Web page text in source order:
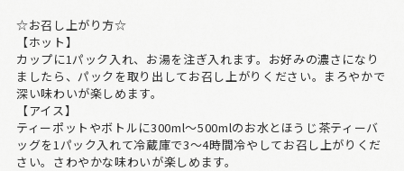
☆お召し上がり方☆
【ホット】
カップに1パック入れ、お湯を注ぎ入れます。お好みの濃さになり
ましたら、パックを取り出してお召し上がりください。まろやかで
深い味わいが楽しめます。
【アイス】
ティーポットやボトルに300ml～500mlのお水とほうじ茶ティーバ
ッグを1パック入れて冷蔵庫で3～4時間冷やしてお召し上がりくだ
さい。さわやかな味わいが楽しめます。